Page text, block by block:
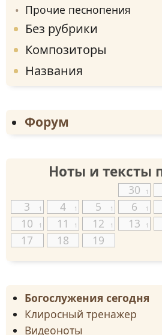
Прочие песнопения
Без рубрики
Композиторы
Названия
Форум
Ноты и тексты
30 1
3 1 4 1 5 1 6 1
10 1 11 1 12 1 13 1
17
18 19
Богослужения сегодня
Клиросный тренажер
Видеоноты